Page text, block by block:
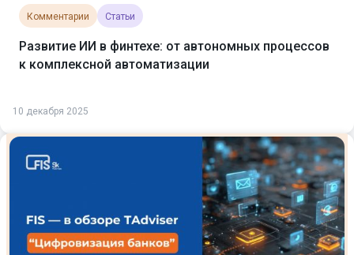
Комментарии Статьи
Развитие ИИ в финтехе: от автономных процессов
к комплексной автоматизации
10 декабря 2025